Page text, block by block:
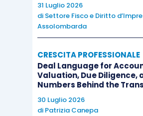
31 Luglio 2026
di Settore Fisco e Diritto
Assolombarda
CRESCITA PROFESSIONALE
Deal Language for
Valuation, Due Diligence,
Numbers Behind the
30 Luglio 2026
di Patrizia Canepa